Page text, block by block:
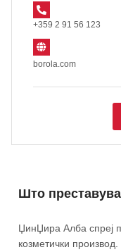
+359 2 91 56 123
borola.com
Што
ЏинЏира Алба спреј
козметички